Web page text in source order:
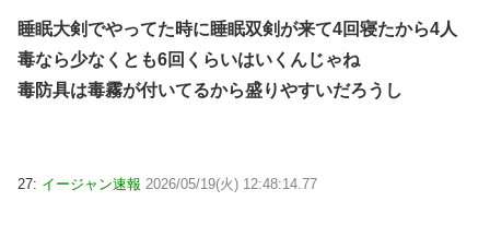
睡眠大剣でやってた時に睡眠双剣が来て4回寝たから4人
毒なら少なくとも6回くらいはいくんじゃね
毒防具は毒霧が付いてるから盛りやすいだろうし
27: イージャン速報 2026/05/19(火) 12:48:14.77